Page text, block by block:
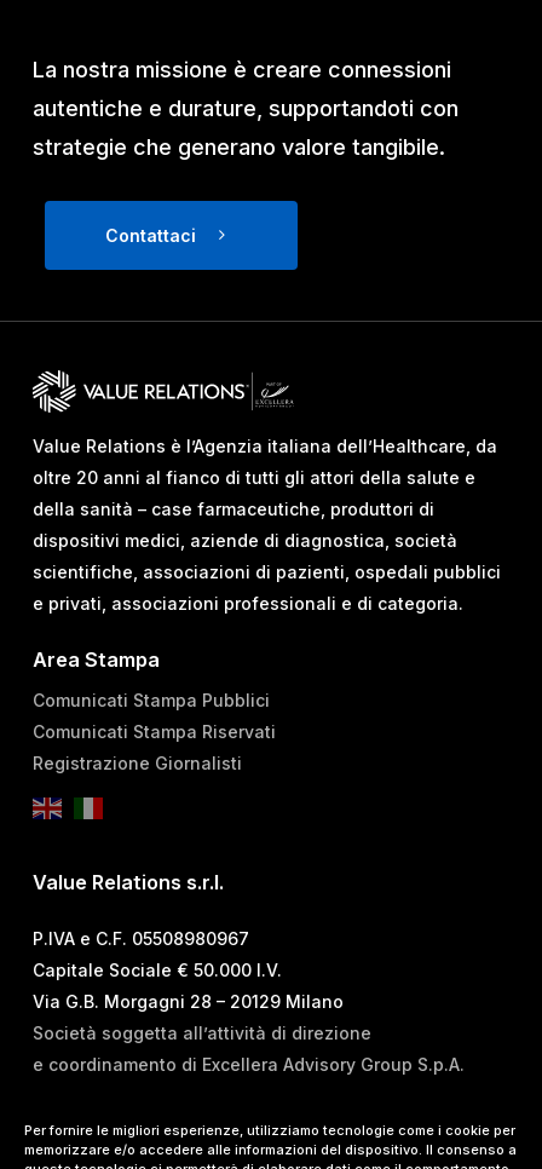
Per fornire le migliori esperienze, utilizziamo tecnologie come i cookie per
memorizzare e/o accedere alle informazioni del dispositivo. Il consenso a
La nostra missione è creare connessioni
autentiche e durature, supportandoti con
strategie che generano valore tangibile.
Contattaci
Value Relations è l’Agenzia italiana dell’Healthcare, da
oltre 20 anni al fianco di tutti gli attori della salute e
della sanità – case farmaceutiche, produttori di
dispositivi medici, aziende di diagnostica, società
scientifiche, associazioni di pazienti, ospedali pubblici
e privati, associazioni professionali e di categoria.
Area Stampa
Comunicati Stampa Pubblici
Comunicati Stampa Riservati
Registrazione Giornalisti
Value Relations s.r.l.
P.IVA e C.F. 05508980967
Capitale Sociale € 50.000 I.V.
Via G.B. Morgagni 28 – 20129 Milano
Società soggetta all’attività di direzione
e coordinamento di Excellera Advisory Group S.p.A.
T. +39 02 84 99 02 01
E.info@vrelations.it